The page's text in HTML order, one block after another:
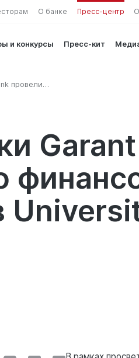
О банке Пресс-центр
и конкурсы Пресс-кит
провели